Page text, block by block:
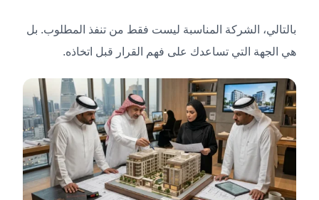
بالتالي، الشركة المناسبة ليست فقط من تنفذ المطلوب. بل
هي الجهة التي تساعدك على فهم القرار قبل اتخاذه.